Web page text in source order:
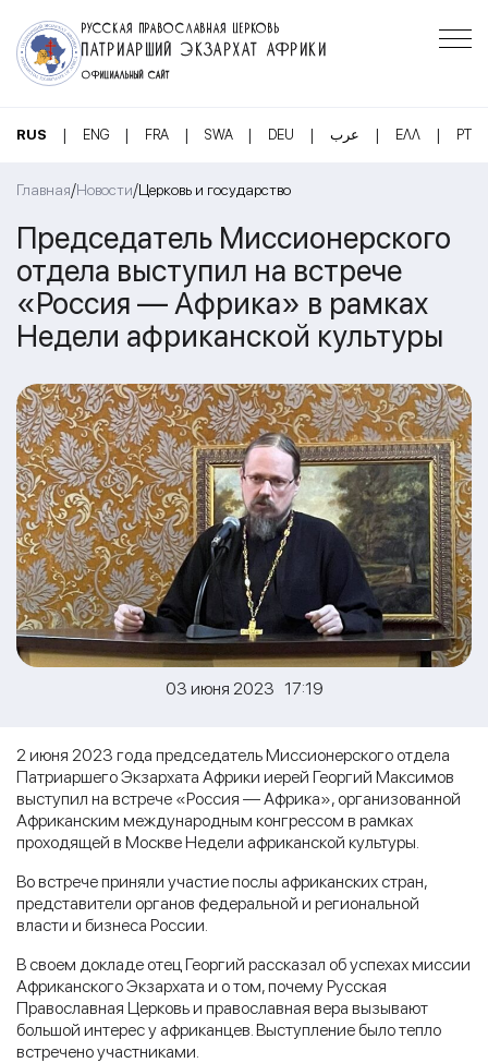
РУССКАЯ ПРАВОСЛАВНАЯ ЦЕРКОВЬ
ПАТРИАРШИЙ ЭКЗАРХАТ АФРИКИ
ОФИЦИАЛЬНЫЙ САЙТ
RUS | ENG | FRA | SWA | DEU | عرب | ΕΛΛ | PT
Главная/Новости/Церковь и государство
Председатель Миссионерского
отдела выступил на встрече
«Россия — Африка» в рамках
Недели африканской культуры
03 июня 2023 17:19
2 июня 2023 года председатель Миссионерского отдела
Патриаршего Экзархата Африки иерей Георгий Максимов
выступил на встрече «Россия — Африка», организованной
Африканским международным конгрессом в рамках
проходящей в Москве Недели африканской культуры.
Во встрече приняли участие послы африканских стран,
представители органов федеральной и региональной
власти и бизнеса России.
В своем докладе отец Георгий рассказал об успехах миссии
Африканского Экзархата и о том, почему Русская
Православная Церковь и православная вера вызывают
большой интерес у африканцев. Выступление было тепло
встречено участниками.